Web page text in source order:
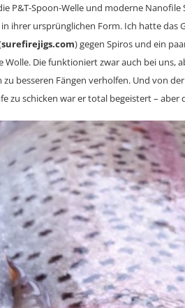
P&T-Spoon-Welle und moderne
ihrer ursprünglichen Form. Ich hatte das
surefirejigs.com) gegen Spiros und ein
Die funktioniert zwar auch bei uns,
besseren Fängen verholfen. Und von
zu schicken war er total begeistert – aber